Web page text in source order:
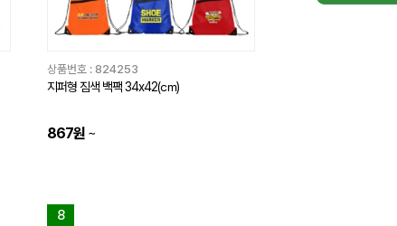
상품번호 : 824253
지퍼형 짐색 백팩 34x42(㎝)
867원 ~
8